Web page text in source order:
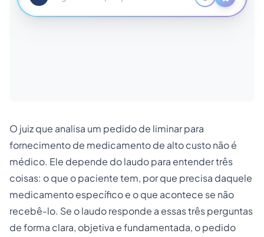
O juiz que analisa um pedido de liminar para
fornecimento de medicamento de alto custo não é
médico. Ele depende do laudo para entender três
coisas: o que o paciente tem, por que precisa daquele
medicamento específico e o que acontece se não
recebê-lo. Se o laudo responde a essas três perguntas
de forma clara, objetiva e fundamentada, o pedido